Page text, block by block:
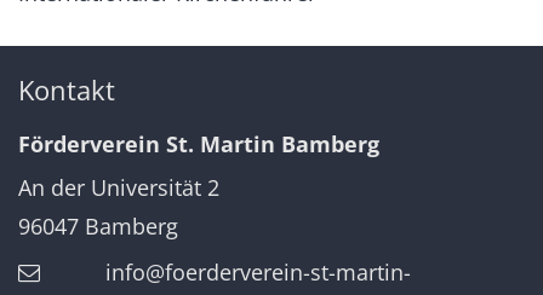
Kontakt
Förderverein St. Martin Bamberg
An der Universität 2
96047 Bamberg
info@foerderverein-st-martin-